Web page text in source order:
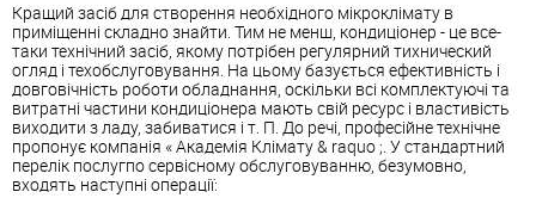
Кращий засіб для створення необхідного мікроклімату в
приміщенні складно знайти. Тим не менш, кондиціонер - це все-
таки технічний засіб, якому потрібен регулярний тихнический
огляд і техобслуговування. На цьому базується ефективність і
довговічність роботи обладнання, оскільки всі комплектуючі та
витратні частини кондиціонера мають свій ресурс і властивість
виходити з ладу, забиватися і т. П. До речі, професійне технічне
пропонує компанія « Академія Клімату & raquo ;. У стандартний
перелік послугпо сервісному обслуговуванню, безумовно,
входять наступні операції: